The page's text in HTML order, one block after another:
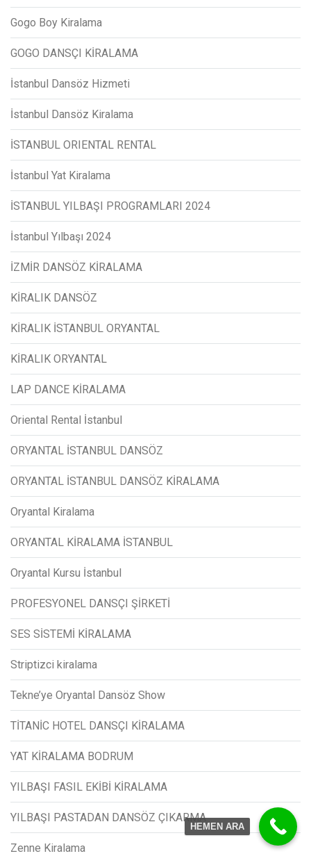
Gogo Boy Kiralama
GOGO DANSÇI KİRALAMA
İstanbul Dansöz Hizmeti
İstanbul Dansöz Kiralama
İSTANBUL ORIENTAL RENTAL
İstanbul Yat Kiralama
İSTANBUL YILBAŞI PROGRAMLARI 2024
İstanbul Yılbaşı 2024
İZMİR DANSÖZ KİRALAMA
KİRALIK DANSÖZ
KİRALIK İSTANBUL ORYANTAL
KİRALIK ORYANTAL
LAP DANCE KİRALAMA
Oriental Rental İstanbul
ORYANTAL İSTANBUL DANSÖZ
ORYANTAL İSTANBUL DANSÖZ KİRALAMA
Oryantal Kiralama
ORYANTAL KİRALAMA İSTANBUL
Oryantal Kursu İstanbul
PROFESYONEL DANSÇI ŞİRKETİ
SES SİSTEMİ KİRALAMA
Striptizci kiralama
Tekne’ye Oryantal Dansöz Show
TİTANİC HOTEL DANSÇI KİRALAMA
YAT KİRALAMA BODRUM
YILBAŞI FASIL EKİBİ KİRALAMA
YILBAŞI PASTADAN DANSÖZ ÇIKARMA
Zenne Kiralama
HEMEN ARA